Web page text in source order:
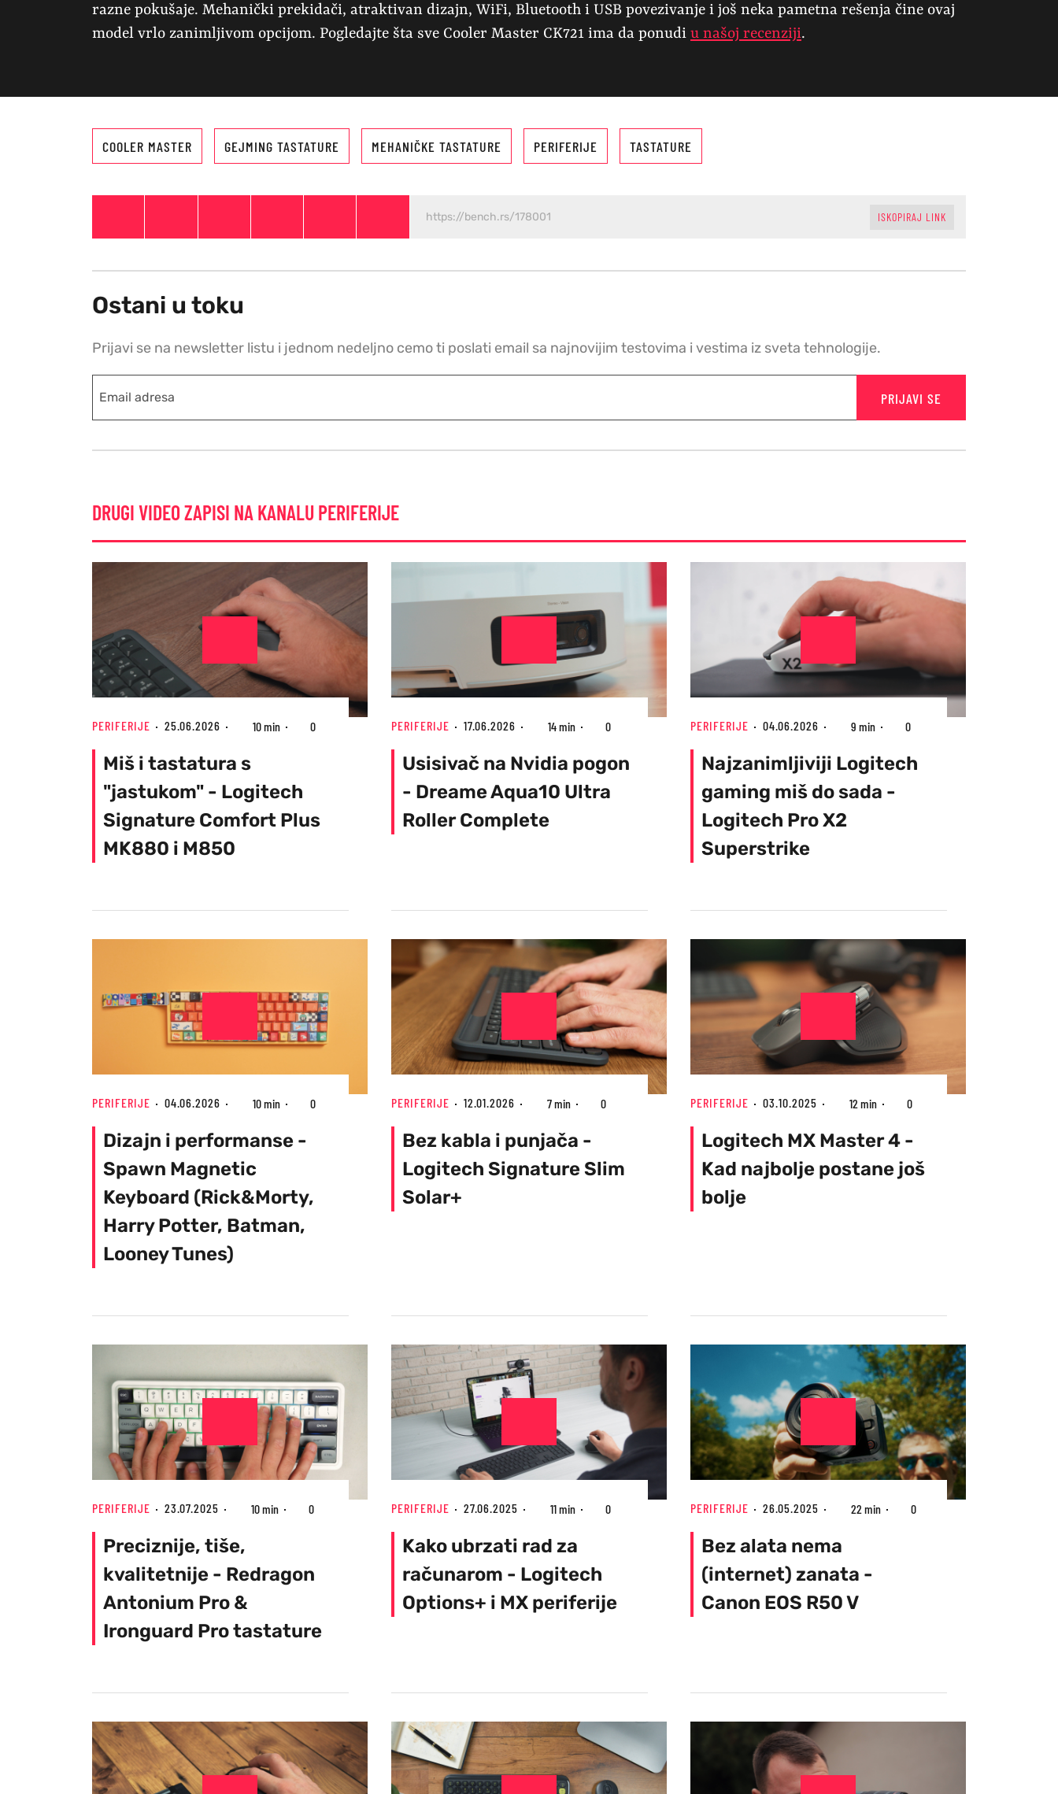
razne pokušaje. Mehanički prekidači, atraktivan dizajn, WiFi, Bluetooth i USB povezivanje i još neka pametna rešenja čine ovaj
model vrlo zanimljivom opcijom. Pogledajte šta sve Cooler Master CK721 ima da ponudi u našoj recenziji.
COOLER MASTER GEJMING TASTATURE MEHANIČKE TASTATURE PERIFERIJE TASTATURE
ISKOPIRAJ LINK
Ostani u toku
Prijavi se na newsletter listu i jednom nedeljno cemo ti poslati email sa najnovijim testovima i vestima iz sveta tehnologije.
PRIJAVI SE
DRUGI VIDEO ZAPISI NA KANALU PERIFERIJE
PERIFERIJE 25.06.2026 10 min 0
Miš i tastatura s
"jastukom" - Logitech
Signature Comfort Plus
MK880 i M850
PERIFERIJE 17.06.2026 14 min 0
Usisivač na Nvidia pogon
- Dreame Aqua10 Ultra
Roller Complete
PERIFERIJE 04.06.2026 9 min 0
Najzanimljiviji Logitech
gaming miš do sada -
Logitech Pro X2
Superstrike
PERIFERIJE 04.06.2026 10 min 0
Dizajn i performanse -
Spawn Magnetic
Keyboard (Rick&Morty,
Harry Potter, Batman,
Looney Tunes)
PERIFERIJE 12.01.2026 7 min 0
Bez kabla i punjača -
Logitech Signature Slim
Solar+
PERIFERIJE 03.10.2025 12 min 0
Logitech MX Master 4 -
Kad najbolje postane još
bolje
PERIFERIJE 23.07.2025 10 min 0
Preciznije, tiše,
kvalitetnije - Redragon
Antonium Pro &
Ironguard Pro tastature
PERIFERIJE 27.06.2025 11 min 0
Kako ubrzati rad za
računarom - Logitech
Options+ i MX periferije
PERIFERIJE 26.05.2025 22 min 0
Bez alata nema
(internet) zanata -
Canon EOS R50 V